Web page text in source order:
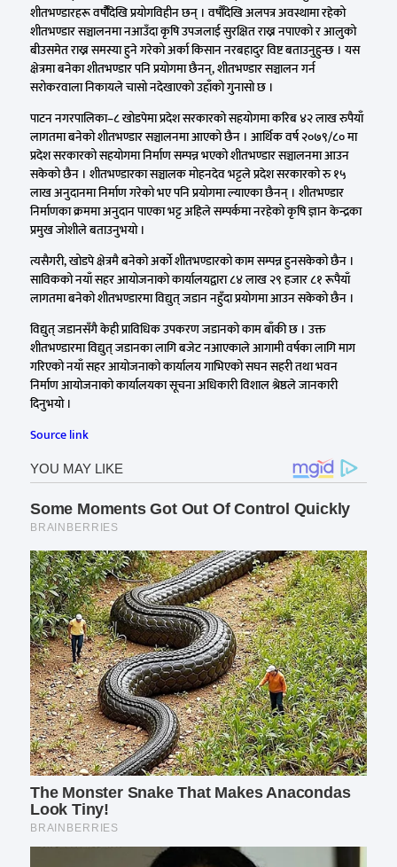
शीतभण्डारहरू वर्षौैँदेखि प्रयोगविहीन छन् । वर्षाैँदेखि अलपत्र अवस्थामा रहेको
शीतभण्डार सञ्चालनमा नआउँदा कृषि उपजलाई सुरक्षित राख्न नपाएको र आलुको
बीउसमेत राख्न समस्या हुने गरेको अर्का किसान नरबहादुर विष्ट बताउनुहुन्छ । यस
क्षेत्रमा बनेका शीतभण्डार पनि प्रयोगमा छैनन्, शीतभण्डार सञ्चालन गर्न
सरोकरवाला निकायले चासो नदेखाएको उहाँको गुनासो छ ।
पाटन नगरपालिका–८ खोडपेमा प्रदेश सरकारको सहयोगमा करिब ४२ लाख रुपैयाँ
लागतमा बनेको शीतभण्डार सञ्चालनमा आएको छैन । आर्थिक वर्ष २०७९/८० मा
प्रदेश सरकारको सहयोगमा निर्माण सम्पन्न भएको शीतभण्डार सञ्चालनमा आउन
सकेको छैन । शीतभण्डारका सञ्चालक मोहनदेव भट्टले प्रदेश सरकारको रु १५
लाख अनुदानमा निर्माण गरेको भए पनि प्रयोगमा ल्याएका छैनन् । शीतभण्डार
निर्माणका क्रममा अनुदान पाएका भट्ट अहिले सम्पर्कमा नरहेको कृषि ज्ञान केन्द्रका
प्रमुख जोशीले बताउनुभयो ।
त्यसैगरी, खोडपे क्षेत्रमै बनेको अर्को शीतभण्डारको काम सम्पन्न हुनसकेको छैन ।
साविकको नयाँ सहर आयोजनाको कार्यालयद्वारा ८४ लाख २९ हजार ८१ रूपैयाँ
लागतमा बनेको शीतभण्डारमा विद्युत् जडान नहुँदा प्रयोगमा आउन सकेको छैन ।
विद्युत् जडानसँगै केही प्राविधिक उपकरण जडानको काम बाँकी छ । उक्त
शीतभण्डारमा विद्युत् जडानका लागि बजेट नआएकाले आगामी वर्षका लागि माग
गरिएको नयाँ सहर आयोजनाको कार्यालय गाभिएको सघन सहरी तथा भवन
निर्माण आयोजनाको कार्यालयका सूचना अधिकारी विशाल श्रेष्ठले जानकारी
दिनुभयो ।
Source link